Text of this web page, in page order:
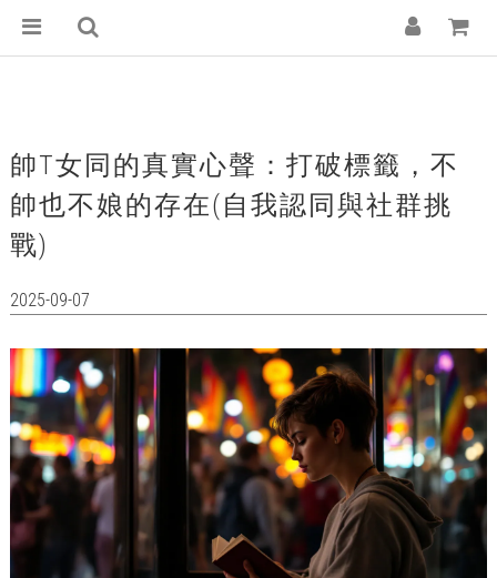
帥T女同的真實心聲：打破標籤，不
帥也不娘的存在(自我認同與社群挑
戰)
2025-09-07